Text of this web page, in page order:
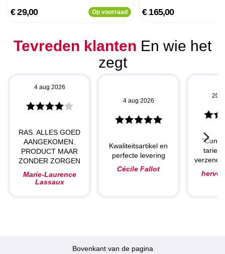
€ 29,00 Op voorraad € 165,00
Tevreden klanten En wie het
zegt
4 aug 2026
RAS. ALLES GOED
AANGEKOMEN.
PRODUCT MAAR
ZONDER ZORGEN
Marie-Laurence
Lassaux
4 aug 2026
Kwaliteitsartikel en
perfecte levering
Cécile Fallot
20
herve
Bovenkant van de pagina